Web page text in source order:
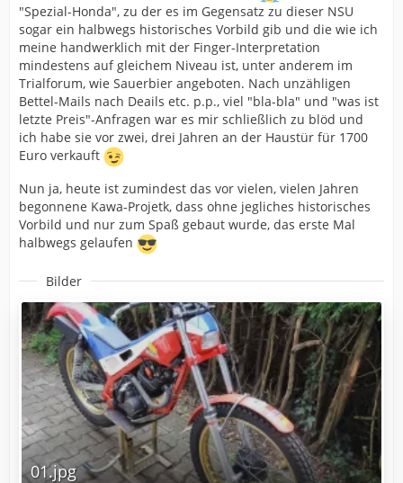
"Spezial-Honda", zu der es im Gegensatz zu dieser NSU
sogar ein halbwegs historisches Vorbild gib und die wie ich
meine handwerklich mit der Finger-Interpretation
mindestens auf gleichem Niveau ist, unter anderem im
Trialforum, wie Sauerbier angeboten. Nach unzähligen
Bettel-Mails nach Deails etc. p.p., viel "bla-bla" und "was ist
letzte Preis"-Anfragen war es mir schließlich zu blöd und
ich habe sie vor zwei, drei Jahren an der Haustür für 1700
Euro verkauft
Nun ja, heute ist zumindest das vor vielen, vielen Jahren
begonnene Kawa-Projetk, dass ohne jegliches historisches
Vorbild und nur zum Spaß gebaut wurde, das erste Mal
halbwegs gelaufen
Bilder
01.jpg